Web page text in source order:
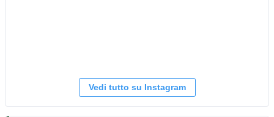
Vedi tutto su Instagram